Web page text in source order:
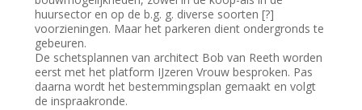
huursector en op de b.g. g. diverse soorten [?]
voorzieningen. Maar het parkeren dient ondergronds te
gebeuren.
De schetsplannen van architect Bob van Reeth worden
eerst met het platform IJzeren Vrouw besproken. Pas
daarna wordt het bestemmingsplan gemaakt en volgt
de inspraakronde.